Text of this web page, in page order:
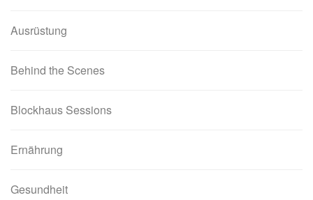
Ausrüstung
Behind the Scenes
Blockhaus Sessions
Ernährung
Gesundheit